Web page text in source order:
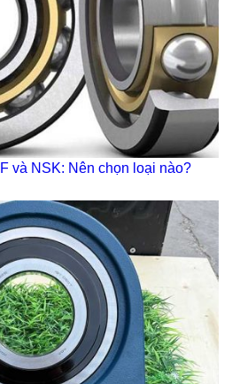
và NSK: Nên chọn loại nào?